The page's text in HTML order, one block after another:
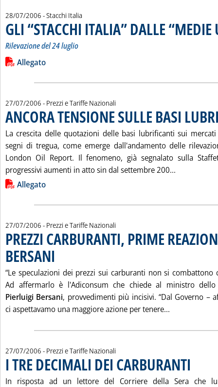
28/07/2006 - Stacchi Italia
GLI “STACCHI ITALIA” DALLE “MEDIE
Rilevazione del 24 luglio
Leggi tutta la notizia: 'GLI “STACCHI ITALIA” DALLE “MEDIE
Lista allegati PDF alla notizia
Allegato
27/07/2006 - Prezzi e Tariffe Nazionali
ANCORA TENSIONE SULLE BASI
La crescita delle quotazioni delle basi lubrificanti sui
segni di tregua, come emerge dall'andamento delle
London Oil Report. Il fenomeno, già segnalato sulla
progressivi aumenti in atto sin dal settembre 200...
Lista allegati PDF alla notizia
Allegato
27/07/2006 - Prezzi e Tariffe Nazionali
PREZZI CARBURANTI, PRIME
BERSANI
“Le speculazioni dei prezzi sui carburanti non si combattono
Ad affermarlo è l'Adiconsum che chiede al ministro dello
Pierluigi Bersani, provvedimenti più incisivi. “Dal Governo –
ci aspettavamo una maggiore azione per tenere...
27/07/2006 - Prezzi e Tariffe Nazionali
I TRE DECIMALI DEI CARBURANTI
In risposta ad un lettore del Corriere della Sera che